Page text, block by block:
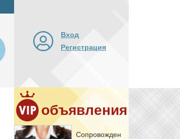
Вход
Регистрация
объявления
Со­про­вож­де­н